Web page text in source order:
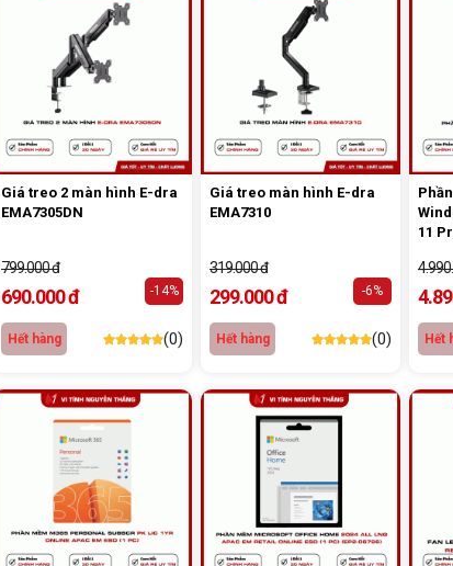
Giá treo 2 màn hình E-dra
EMA7305DN
799.000 đ
690.000 đ -14%
Hết hàng (0)
Giá treo màn hình E-dra
EMA7310
319.000 đ
299.000 đ -6%
Hết hàng (0)
11
Hết